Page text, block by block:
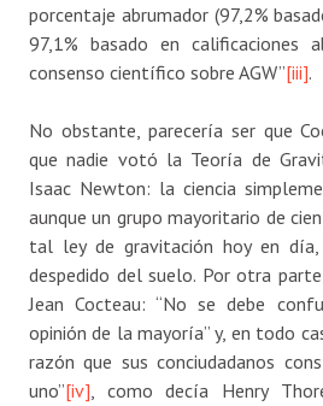
porcentaje abrumador (97,2%
97,1% basado en calificaciones
consenso científico sobre AGW”[iii].
No obstante, parecería ser que
que nadie votó la Teoría de
Isaac Newton: la ciencia
aunque un grupo mayoritario de
tal ley de gravitación hoy en
despedido del suelo. Por otra
Jean Cocteau: “No se debe
opinión de la mayoría” y, en todo
razón que sus conciudadanos
uno”[iv], como decía Henry